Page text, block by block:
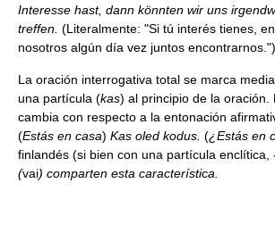
Interesse hast, dann könnten wir uns
treffen. (Literalmente: "Si tú interés tienes,
nosotros algún día vez juntos encontrarnos.")
La oración interrogativa total se marca
una partícula (kas) al principio de la oración.
cambia con respecto a la entonación
(Estás en casa) Kas oled kodus. (¿Estás en
finlandés (si bien con una partícula enclítica,
(vai) comparten esta característica.